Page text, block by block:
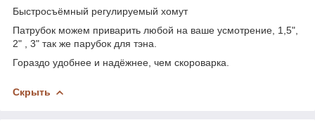
Быстросъёмный регулируемый хомут
Патрубок можем приварить любой на ваше усмотрение, 1,5",
2" , 3" так же парубок для тэна.
Гораздо удобнее и надёжнее, чем скороварка.
Скрыть